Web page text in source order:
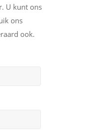
U kunt ons
ons
ook.